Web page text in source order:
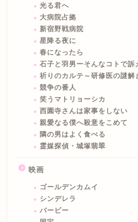
光る君へ
大病院占拠
新宿野戦病院
星降る夜に
春になったら
石子と羽男ーそんなコトで訴
祈りのカルテ～研修医の謎解
競争の番人
笑うマトリョーシカ
西園寺さんは家事をしない
親愛なる僕へ殺意をこめて
隣の男はよく食べる
霊媒探偵・城塚翡翠
映画
ゴールデンカムイ
シンデレラ
バービー